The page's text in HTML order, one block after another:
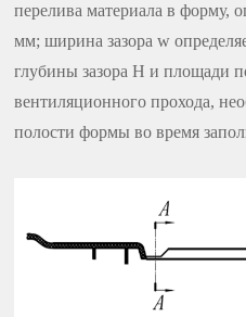
перелива материала в форму,
мм; ширина зазора w
глубины зазора H и площади
вентиляционного прохода,
полости формы во время